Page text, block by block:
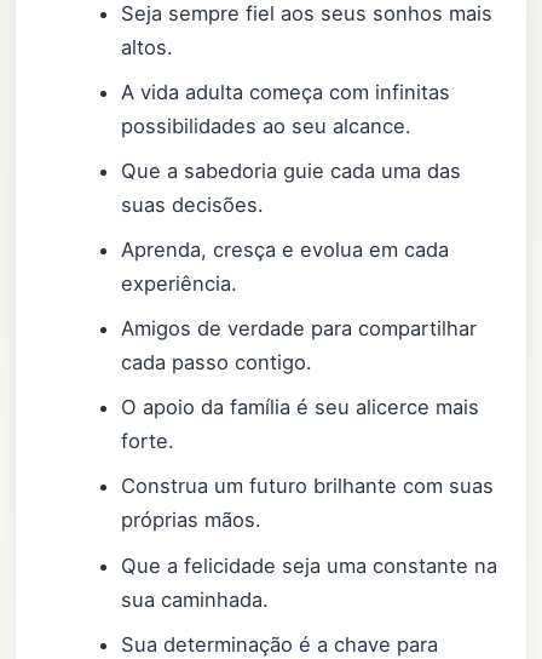
Seja sempre fiel aos seus sonhos mais
altos.
A vida adulta começa com infinitas
possibilidades ao seu alcance.
Que a sabedoria guie cada uma das
suas decisões.
Aprenda, cresça e evolua em cada
experiência.
Amigos de verdade para compartilhar
cada passo contigo.
O apoio da família é seu alicerce mais
forte.
Construa um futuro brilhante com suas
próprias mãos.
Que a felicidade seja uma constante na
sua caminhada.
Sua determinação é a chave para